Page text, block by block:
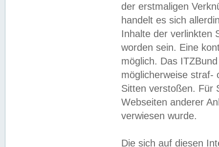
der erstmaligen
handelt es sich
Inhalte der verlinkten
worden sein. Eine
möglich. Das
möglicherweise straf-
Sitten verstoßen. Für
Webseiten anderer
verwiesen wurde.
Die sich auf diesen